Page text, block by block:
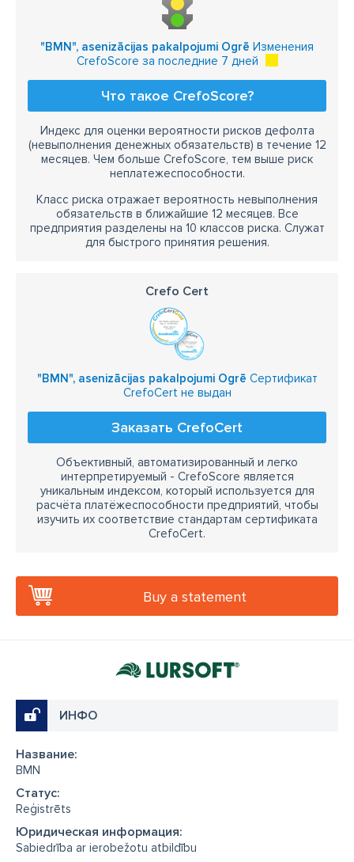
"BMN", asenizācijas pakalpojumi Ogrē Изменения
CrefoScore за последние 7 дней
Что такое CrefoScore?
Индекс для оценки вероятности рисков дефолта
(невыполнения денежных обязательств) в течение 12
месяцев. Чем больше CrefoScore, тем выше риск
неплатежеспособности.
Класс риска отражает вероятность невыполнения
обязательств в ближайшие 12 месяцев. Все
предприятия разделены на 10 классов риска. Служат
для быстрого принятия решения.
Crefo Cert
"BMN", asenizācijas pakalpojumi Ogrē Сертификат
CrefoCert не выдан
Заказать CrefoCert
Объективный, автоматизированный и легко
интерпретируемый - CrefoScore является
уникальным индексом, который используется для
расчёта платёжеспособности предприятий, чтобы
изучить их соответствие стандартам сертификата
CrefoCert.
Buy a statement
ИНФО
Название:
BMN
Cтатус:
Reģistrēts
Юридическая информация:
Sabiedrība ar ierobežotu atbildību